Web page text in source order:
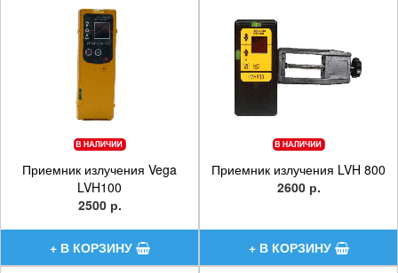
Приемник излучения Vega
LVH100
2500 р.
Приемник излучения LVH 800
2600 р.